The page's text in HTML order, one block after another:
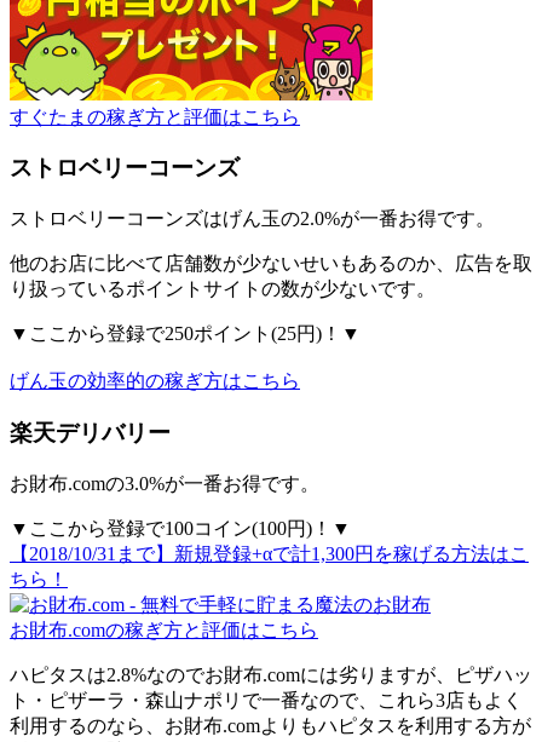
すぐたまの稼ぎ方と評価はこちら
ストロベリーコーンズ
ストロベリーコーンズはげん玉の2.0%が一番お得です。
他のお店に比べて店舗数が少ないせいもあるのか、広告を取
り扱っているポイントサイトの数が少ないです。
▼ここから登録で250ポイント(25円)！▼
げん玉の効率的の稼ぎ方はこちら
楽天デリバリー
お財布.comの3.0%が一番お得です。
▼ここから登録で100コイン(100円)！▼
【2018/10/31まで】新規登録+αで計1,300円を稼げる方法はこ
ちら！
お財布.comの稼ぎ方と評価はこちら
ハピタスは2.8%なのでお財布.comには劣りますが、ピザハッ
ト・ピザーラ・森山ナポリで一番なので、これら3店もよく
利用するのなら、お財布.comよりもハピタスを利用する方が